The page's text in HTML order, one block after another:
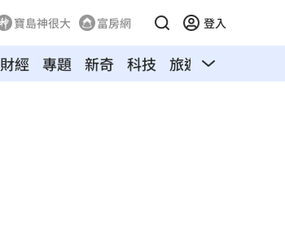
寶島神很大 富房網 登入
財經 專題 新奇 科技 旅遊 汽車